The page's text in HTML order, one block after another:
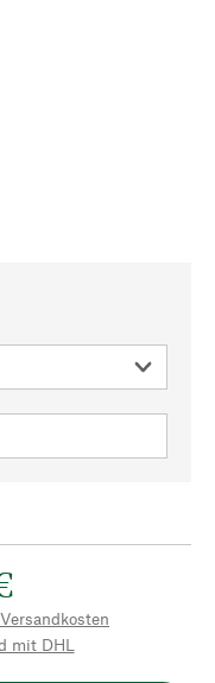
Versandkosten
mit DHL